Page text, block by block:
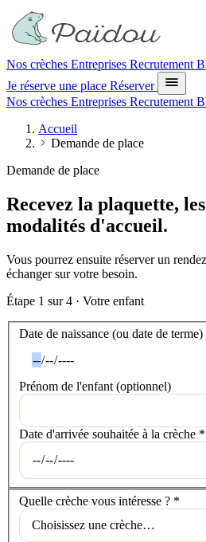
Nos crèches Entreprises Recrutement
Je réserve une place Réserver
Nos crèches Entreprises Recrutement
Accueil
Demande de place
Demande de place
Recevez la plaquette,
modalités d'accueil.
Vous pourrez ensuite réserver un
échanger sur votre besoin.
Étape 1 sur 4 · Votre enfant
Votre enfant
Date de naissance (ou date de terme)
Prénom de l'enfant (optionnel)
Date d'arrivée souhaitée à la crèche *
La crèche
Quelle crèche vous intéresse ? *